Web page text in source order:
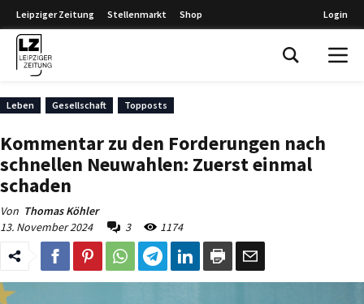
Leipziger Zeitung Stellenmarkt Shop Login
Leben Gesellschaft Topposts
Kommentar zu den Forderungen nach
schnellen Neuwahlen: Zuerst einmal
schaden
Von Thomas Köhler
13. November 2024
3 1174